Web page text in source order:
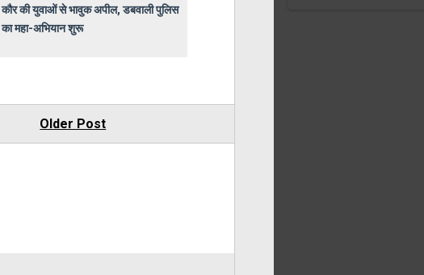
कौर की युवाओं से भावुक अपील, डबवाली पुलिस
का महा-अभियान शुरू
Older Post